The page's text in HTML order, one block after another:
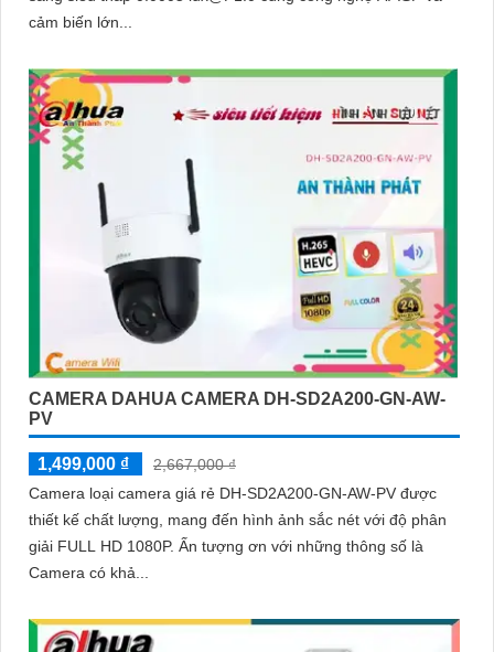
cảm biến lớn...
CAMERA DAHUA CAMERA DH-SD2A200-GN-AW-
PV
1,499,000 ₫
2,667,000 ₫
Camera loại camera giá rẻ DH-SD2A200-GN-AW-PV được
thiết kế chất lượng, mang đến hình ảnh sắc nét với độ phân
giải FULL HD 1080P. Ấn tượng ơn với những thông số là
Camera có khả...